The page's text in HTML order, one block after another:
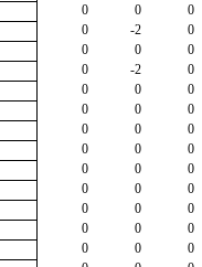
0 0
0
0 -2
0
0 0
0
0 -2
0
0 0
0
0 0
0
0 0
0
0 0
0
0 0
0
0 0
0
0 0
0
0 0
0
0 0
0